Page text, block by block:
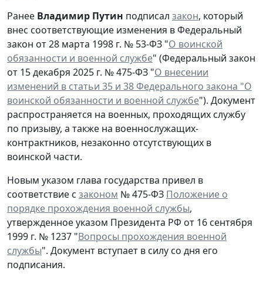
Ранее Владимир Путин подписал закон, который
внес соответствующие изменения в Федеральный
закон от 28 марта 1998 г. № 53-ФЗ "О воинской
обязанности и военной службе" (Федеральный закон
от 15 декабря 2025 г. № 475-ФЗ "О внесении
изменений в статьи 35 и 38 Федерального закона "О
воинской обязанности и военной службе"). Документ
распространяется на военных, проходящих службу
по призыву, а также на военнослужащих-
контрактников, незаконно отсутствующих в
воинской части.
Новым указом глава государства привел в
соответствие с законом № 475-ФЗ Положение о
порядке прохождения военной службы,
утвержденное указом Президента РФ от 16 сентября
1999 г. № 1237 "Вопросы прохождения военной
службы". Документ вступает в силу со дня его
подписания.